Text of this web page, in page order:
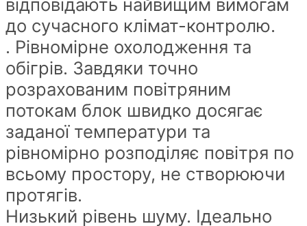
до сучасного клімат-контролю.
. Рівномірне охолодження та
обігрів. Завдяки точно
розрахованим повітряним
потокам блок швидко досягає
заданої температури та
рівномірно розподіляє повітря по
всьому простору, не створюючи
протягів.
Низький рівень шуму. Ідеально